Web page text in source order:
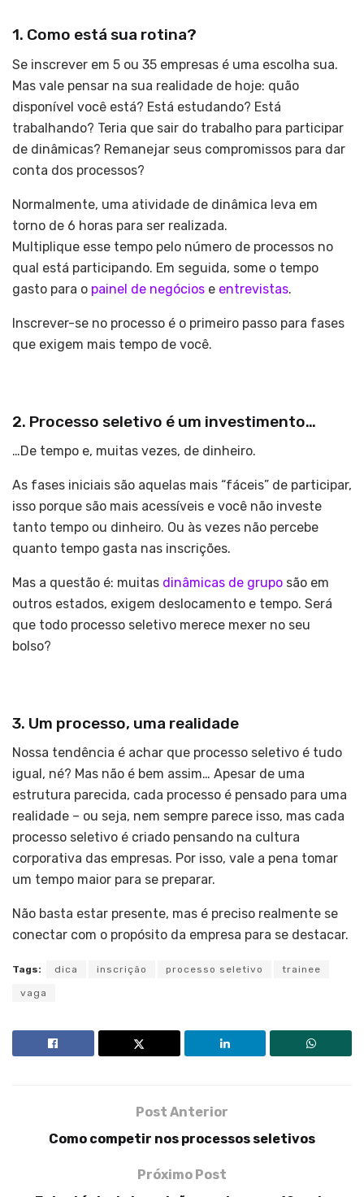
1. Como está sua rotina?
Se inscrever em 5 ou 35 empresas é uma escolha sua.
Mas vale pensar na sua realidade de hoje: quão
disponível você está? Está estudando? Está
trabalhando? Teria que sair do trabalho para participar
de dinâmicas? Remanejar seus compromissos para dar
conta dos processos?
Normalmente, uma atividade de dinâmica leva em
torno de 6 horas para ser realizada.
Multiplique esse tempo pelo número de processos no
qual está participando. Em seguida, some o tempo
gasto para o painel de negócios e entrevistas.
Inscrever-se no processo é o primeiro passo para fases
que exigem mais tempo de você.
2. Processo seletivo é um investimento…
…De tempo e, muitas vezes, de dinheiro.
As fases iniciais são aquelas mais “fáceis” de participar,
isso porque são mais acessíveis e você não investe
tanto tempo ou dinheiro. Ou às vezes não percebe
quanto tempo gasta nas inscrições.
Mas a questão é: muitas dinâmicas de grupo são em
outros estados, exigem deslocamento e tempo. Será
que todo processo seletivo merece mexer no seu
bolso?
3. Um processo, uma realidade
Nossa tendência é achar que processo seletivo é tudo
igual, né? Mas não é bem assim… Apesar de uma
estrutura parecida, cada processo é pensado para uma
realidade – ou seja, nem sempre parece isso, mas cada
processo seletivo é criado pensando na cultura
corporativa das empresas. Por isso, vale a pena tomar
um tempo maior para se preparar.
Não basta estar presente, mas é preciso realmente se
conectar com o propósito da empresa para se destacar.
Tags: dica inscrição processo seletivo trainee
vaga
Post Anterior
Como competir nos processos seletivos
Próximo Post